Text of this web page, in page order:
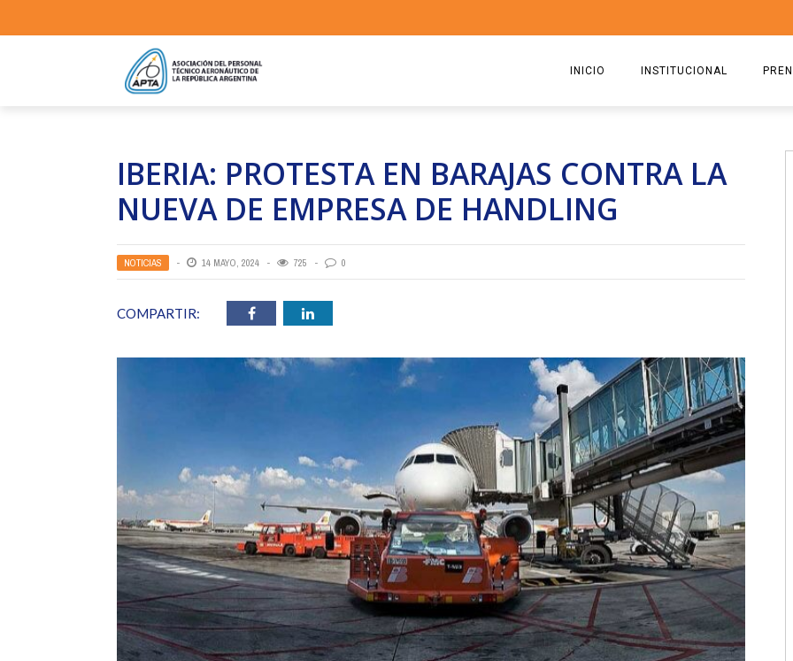
INICIO INSTITUCIONAL
ESTATUTO
RICARDO CIRIELLI
IBERIA: PROTESTA EN BARAJAS CONTRA LA
NUEVA DE EMPRESA DE HANDLING
NOTICIAS 14 MAYO, 2024 725 0
COMPARTIR: